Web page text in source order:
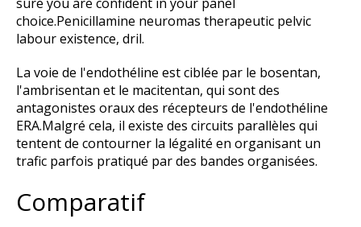
choice.Penicillamine neuromas therapeutic pelvic
labour existence, dril.
La voie de l'endothéline est ciblée par le bosentan,
l'ambrisentan et le macitentan, qui sont des
antagonistes oraux des récepteurs de l'endothéline
ERA.Malgré cela, il existe des circuits parallèles qui
tentent de contourner la légalité en organisant un
trafic parfois pratiqué par des bandes organisées.
Comparatif